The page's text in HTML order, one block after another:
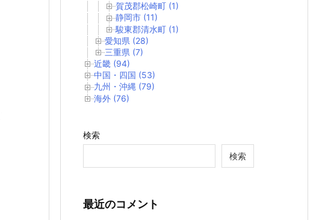
賀茂郡松崎町 (1)
静岡市 (11)
駿東郡清水町 (1)
愛知県 (28)
三重県 (7)
近畿 (94)
中国・四国 (53)
九州・沖縄 (79)
海外 (76)
検索
検索
最近のコメント